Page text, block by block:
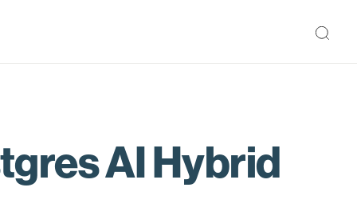
AI Hybrid